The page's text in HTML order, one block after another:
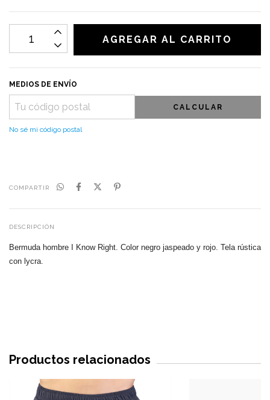
MEDIOS DE ENVÍO
CALCULAR
No sé mi código postal
COMPARTIR
DESCRIPCIÓN
Bermuda hombre I Know Right. Color negro jaspeado y rojo. Tela rústica
con lycra.
Productos relacionados